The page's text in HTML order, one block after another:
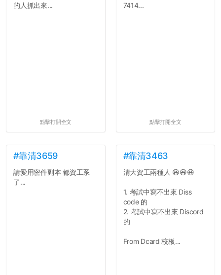
的人抓出來...
點擊打開全文
7414...
點擊打開全文
#靠清3659
請愛用密件副本 都資工系
了...
#靠清3463
清大資工兩種人 😆😆😆
1. 考試中寫不出來 Diss
code 的
2. 考試中寫不出來 Discord
的
From Dcard 校板...